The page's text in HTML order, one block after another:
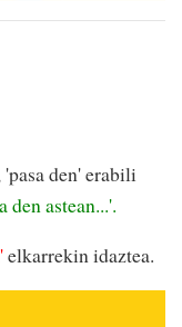
den' erabili
den astean...'.
elkarrekin idaztea.